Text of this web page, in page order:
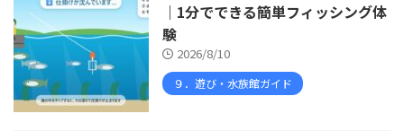
｜1分でできる簡単フィッシング体
験
2026/8/10
９．遊び・水族館ガイド